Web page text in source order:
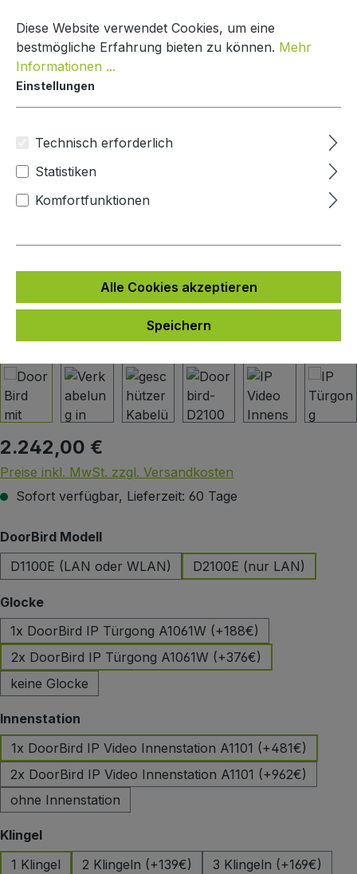
DoorBird Sprechanlage Integration
Andere
Bildergalerie überspringen
Regulärer Preis:
2.242,00 €
Preise inkl. MwSt. zzgl. Versandkosten
Sofort verfügbar, Lieferzeit: 60 Tage
DoorBird Modellauswählen
D1100E (LAN oder WLAN)
D2100E (nur LAN)
Glockeauswählen
1x DoorBird IP Türgong A1061W (+188€)
2x DoorBird IP Türgong A1061W (+376€)
keine Glocke
Innenstation
1x DoorBird IP Video Innenstation A1101 (+481€)
2x DoorBird IP Video Innenstation A1101 (+962€)
ohne Innenstation
Klingelauswählen
1 Klingel
2 Klingeln (+139€) 3 Klingeln (+169€)
Diese Website verwendet Cookies, um eine
bestmögliche Erfahrung bieten zu können. Mehr
Informationen ...
Einstellungen
Technisch erforderlich
Statistiken
Komfortfunktionen
Alle Cookies akzeptieren
Speichern